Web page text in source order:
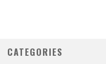
CATEGORIES